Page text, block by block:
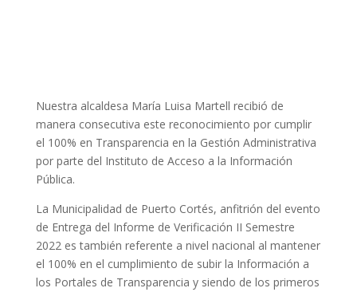
Nuestra alcaldesa María Luisa Martell recibió de
manera consecutiva este reconocimiento por cumplir
el 100% en Transparencia en la Gestión Administrativa
por parte del Instituto de Acceso a la Información
Pública.
La Municipalidad de Puerto Cortés, anfitrión del evento
de Entrega del Informe de Verificación II Semestre
2022 es también referente a nivel nacional al mantener
el 100% en el cumplimiento de subir la Información a
los Portales de Transparencia y siendo de los primeros